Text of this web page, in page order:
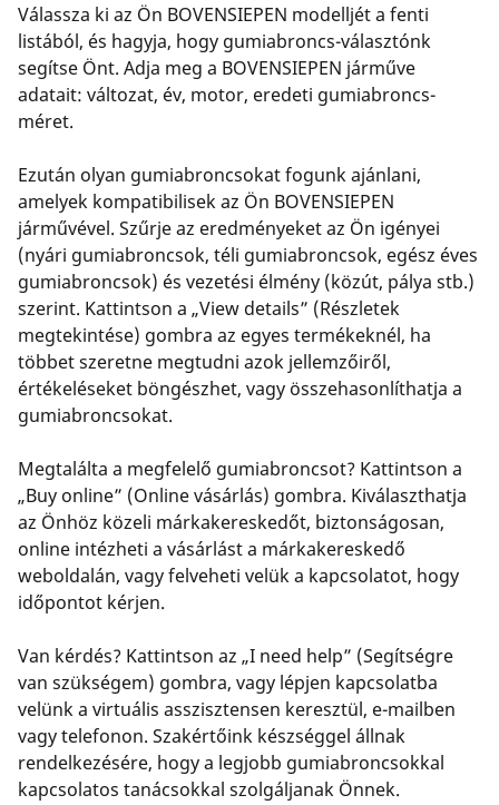
Válassza ki az Ön BOVENSIEPEN modelljét a fenti
listából, és hagyja, hogy gumiabroncs-választónk
segítse Önt. Adja meg a BOVENSIEPEN járműve
adatait: változat, év, motor, eredeti gumiabroncs-
méret.
Ezután olyan gumiabroncsokat fogunk ajánlani,
amelyek kompatibilisek az Ön BOVENSIEPEN
járművével. Szűrje az eredményeket az Ön igényei
(nyári gumiabroncsok, téli gumiabroncsok, egész éves
gumiabroncsok) és vezetési élmény (közút, pálya stb.)
szerint. Kattintson a „View details” (Részletek
megtekintése) gombra az egyes termékeknél, ha
többet szeretne megtudni azok jellemzőiről,
értékeléseket böngészhet, vagy összehasonlíthatja a
gumiabroncsokat.
Megtalálta a megfelelő gumiabroncsot? Kattintson a
„Buy online” (Online vásárlás) gombra. Kiválaszthatja
az Önhöz közeli márkakereskedőt, biztonságosan,
online intézheti a vásárlást a márkakereskedő
weboldalán, vagy felveheti velük a kapcsolatot, hogy
időpontot kérjen.
Van kérdés? Kattintson az „I need help” (Segítségre
van szükségem) gombra, vagy lépjen kapcsolatba
velünk a virtuális asszisztensen keresztül, e-mailben
vagy telefonon. Szakértőink készséggel állnak
rendelkezésére, hogy a legjobb gumiabroncsokkal
kapcsolatos tanácsokkal szolgáljanak Önnek.